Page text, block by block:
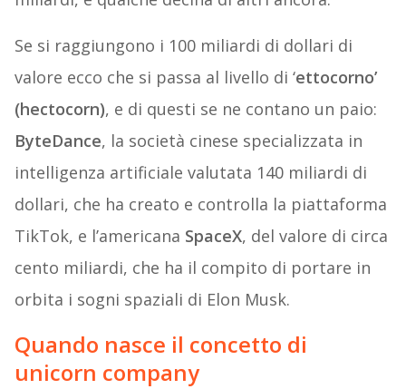
Se si raggiungono i 100 miliardi di dollari di
valore ecco che si passa al livello di ‘ettocorno’
(hectocorn), e di questi se ne contano un paio:
ByteDance, la società cinese specializzata in
intelligenza artificiale valutata 140 miliardi di
dollari, che ha creato e controlla la piattaforma
TikTok, e l’americana SpaceX, del valore di circa
cento miliardi, che ha il compito di portare in
orbita i sogni spaziali di Elon Musk.
Quando nasce il concetto di
unicorn company